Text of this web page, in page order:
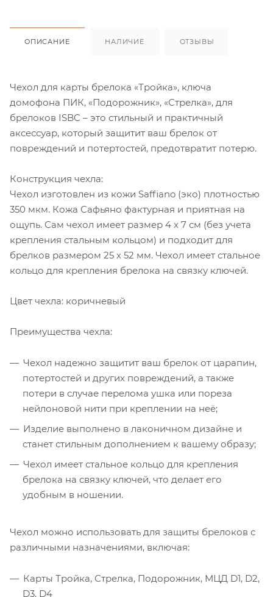
ОПИСАНИЕ НАЛИЧИЕ ОТЗЫВЫ
Чехол для карты брелока «Тройка», ключа
домофона ПИК, «Подорожник», «Стрелка», для
брелоков ISBC – это стильный и практичный
аксессуар, который защитит ваш брелок от
повреждений и потертостей, предотвратит потерю.
Конструкция чехла:
Чехол изготовлен из кожи Saffiano (эко) плотностью
350 мкм. Кожа Сафьяно фактурная и приятная на
ощупь. Сам чехол имеет размер 4 x 7 см (без учета
крепления стальным кольцом) и подходит для
брелков размером 25 х 52 мм. Чехол имеет стальное
кольцо для крепления брелока на связку ключей.
Цвет чехла: коричневый
Преимущества чехла:
Чехол надежно защитит ваш брелок от царапин,
потертостей и других повреждений, а также
потери в случае перелома ушка или пореза
нейлоновой нити при креплении на неё;
Изделие выполнено в лаконичном дизайне и
станет стильным дополнением к вашему образу;
Чехол имеет стальное кольцо для крепления
брелока на связку ключей, что делает его
удобным в ношении.
Чехол можно использовать для защиты брелоков с
различными назначениями, включая:
Карты Тройка, Стрелка, Подорожник, МЦД D1, D2,
D3, D4